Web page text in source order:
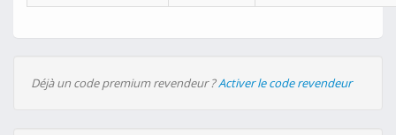
Déjà un code premium revendeur ?Activer le code revendeur